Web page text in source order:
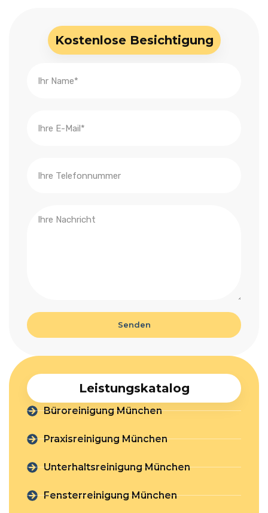
Kostenlose Besichtigung
Senden
Leistungskatalog
Büroreinigung München
Praxisreinigung München
Unterhaltsreinigung München
Fensterreinigung München